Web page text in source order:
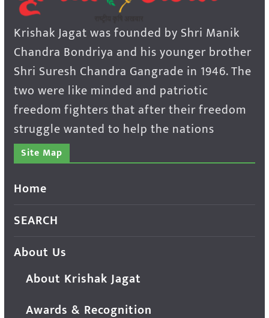
Krishak Jagat was founded by Shri Manik
Chandra Bondriya and his younger brother
Shri Suresh Chandra Gangrade in 1946. The
two were like minded and patriotic
freedom fighters that after their freedom
struggle wanted to help the nations
Site Map
Home
SEARCH
About Us
About Krishak Jagat
Awards & Recognition